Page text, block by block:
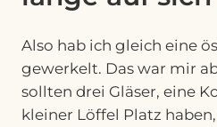
Also hab ich gleich eine
gewerkelt. Das war mir
sollten drei Gläser, eine
kleiner Löffel Platz